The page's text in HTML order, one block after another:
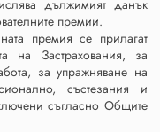
дължимият данък
премии.
премия се прилагат
на Застрахования, за
за упражняване на
състезания и
съгласно Общите